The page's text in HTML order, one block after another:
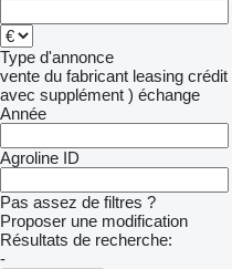
Type d'annonce
vente du fabricant leasing crédit
avec supplément ) échange
Année
Agroline ID
Pas assez de filtres ?
Proposer une modification
Résultats de recherche:
-